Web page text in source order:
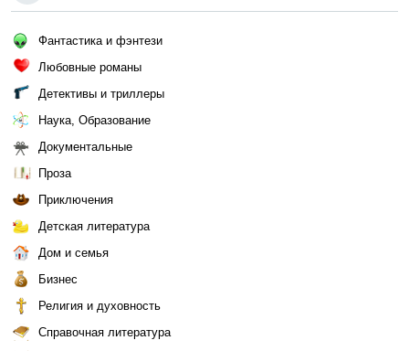
Фантастика и фэнтези
Любовные романы
Детективы и триллеры
Наука, Образование
Документальные
Проза
Приключения
Детская литература
Дом и семья
Бизнес
Религия и духовность
Справочная литература